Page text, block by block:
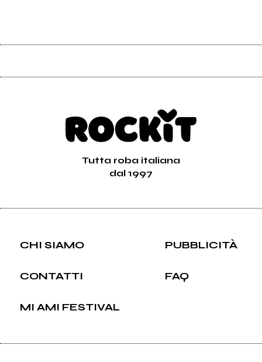
Tutta roba italiana
dal 1997
CHI SIAMO PUBBLICITÀ
CONTATTI FAQ
MI AMI FESTIVAL